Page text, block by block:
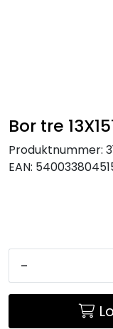
Bor tre
Produktnummer:
EAN:
-
ACCESSORIES
JUL